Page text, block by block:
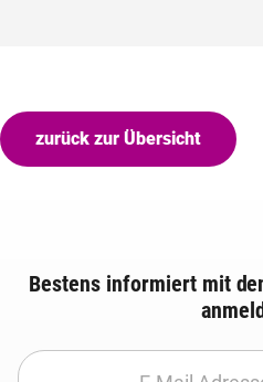
zurück zur Übersicht
Bestens informiert mit